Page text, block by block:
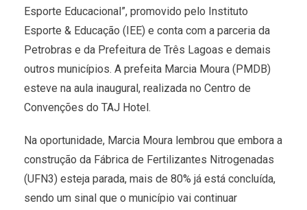
Esporte Educacional”, promovido pelo Instituto
Esporte & Educação (IEE) e conta com a parceria da
Petrobras e da Prefeitura de Três Lagoas e demais
outros municípios. A prefeita Marcia Moura (PMDB)
esteve na aula inaugural, realizada no Centro de
Convenções do TAJ Hotel.
Na oportunidade, Marcia Moura lembrou que embora a
construção da Fábrica de Fertilizantes Nitrogenadas
(UFN3) esteja parada, mais de 80% já está concluída,
sendo um sinal que o município vai continuar